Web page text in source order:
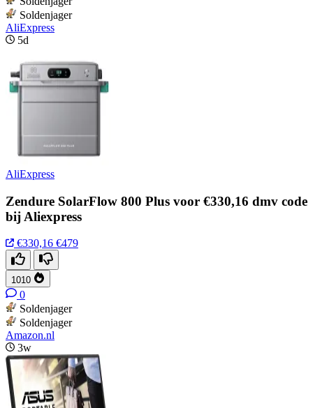
Soldenjager
AliExpress
5d
AliExpress
Zendure SolarFlow 800 Plus voor €330,16 dmv code
bij Aliexpress
€330,16 €479
1010
0
Soldenjager
Soldenjager
Amazon.nl
3w